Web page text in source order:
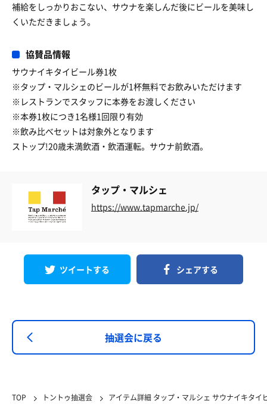
補給をしっかりおこない、サウナを楽しんだ後にビールを美味し
くいただきましょう。
協賛品情報
サウナイキタイビール券1枚
※タップ・マルシェのビールが1杯無料でお飲みいただけます
※レストランでスタッフに本券をお渡しください
※本券1枚につき1名様1回限り有効
※飲み比べセットは対象外となります
ストップ!20歳未満飲酒・飲酒運転。サウナ前飲酒。
タップ・マルシェ
https://www.tapmarche.jp/
ツイートする シェアする
抽選会に戻る
TOP トントゥ抽選会 アイテム詳細 タップ・マルシェ サウナイキタイ